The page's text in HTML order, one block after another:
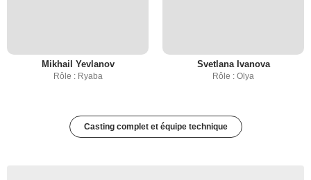
Mikhail Yevlanov
Rôle : Ryaba
Svetlana Ivanova
Rôle : Olya
Casting complet et équipe technique